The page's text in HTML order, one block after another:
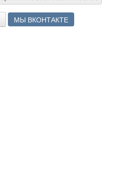
МЫ ВКОНТАКТЕ